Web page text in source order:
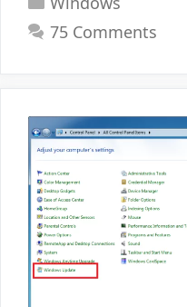
75 Comments